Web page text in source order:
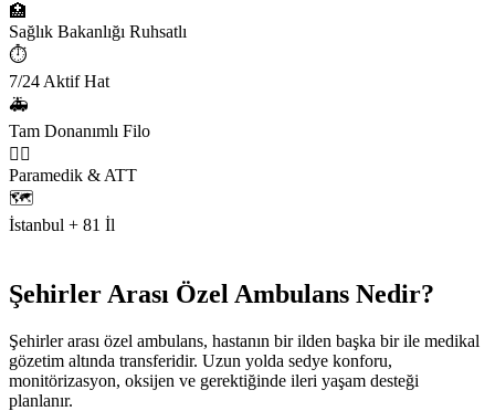
🏥
Sağlık Bakanlığı Ruhsatlı
⏱️
7/24 Aktif Hat
🚑
Tam Donanımlı Filo
👨‍⚕️
Paramedik & ATT
🗺️
İstanbul + 81 İl
Şehirler Arası Özel Ambulans Nedir?
Şehirler arası özel ambulans, hastanın bir ilden başka bir ile medikal
gözetim altında transferidir. Uzun yolda sedye konforu,
monitörizasyon, oksijen ve gerektiğinde ileri yaşam desteği
planlanır.